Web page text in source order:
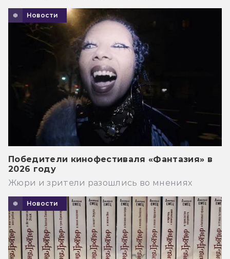
Новости
Победители кинофестиваля «Фантазия» в
2026 году
Жюри и зрители разошлись во мнениях
Новости